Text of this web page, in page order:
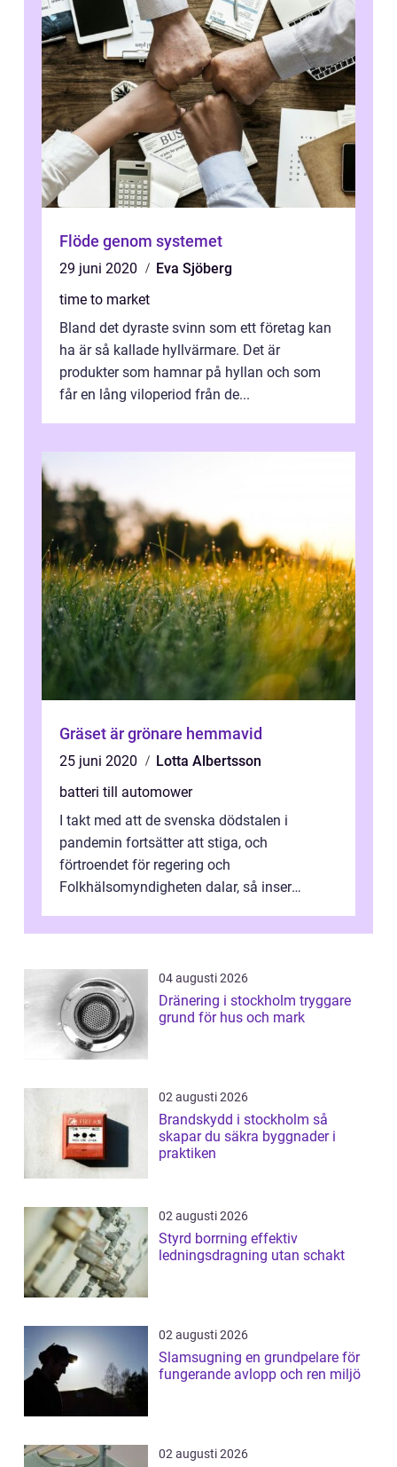
Flöde genom systemet
29 juni 2020
Eva Sjöberg
time to market
Bland det dyraste svinn som ett företag kan
ha är så kallade hyllvärmare. Det är
produkter som hamnar på hyllan och som
får en lång viloperiod från de...
Gräset är grönare hemmavid
25 juni 2020
Lotta Albertsson
batteri till automower
I takt med att de svenska dödstalen i
pandemin fortsätter att stiga, och
förtroendet för regering och
Folkhälsomyndigheten dalar, så inser
det lite lugn...
04 augusti 2026
Dränering i stockholm tryggare
grund för hus och mark
02 augusti 2026
Brandskydd i stockholm så
skapar du säkra byggnader i
praktiken
02 augusti 2026
Styrd borrning effektiv
ledningsdragning utan schakt
02 augusti 2026
Slamsugning en grundpelare för
fungerande avlopp och ren miljö
02 augusti 2026